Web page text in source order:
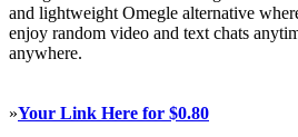
and lightweight Omegle alternative
enjoy random video and text chats
anywhere.
»Your Link Here for $0.80